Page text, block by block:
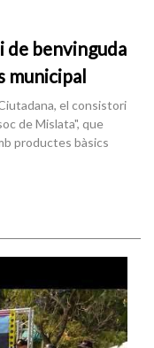
de benvinguda
municipal
el consistori
de Mislata", que
productes bàsics